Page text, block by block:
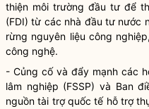
thiện môi trường đầu tư để
(FDI) từ các nhà đầu tư nước
rừng nguyên liệu công
công nghệ.
- Củng cố và đẩy mạnh các
lâm nghiệp (FSSP) và Ban
nguồn tài trợ quốc tế hỗ trợ